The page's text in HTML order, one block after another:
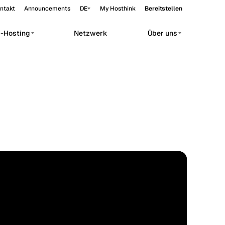
Announcements DE My Hosthink Bereitstellen
Hosting Netzwerk Über uns